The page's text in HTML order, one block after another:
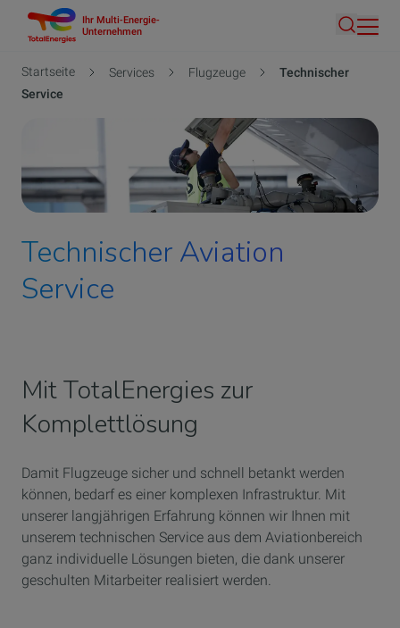
Inhalt
Ihr Multi-Energie-
Unternehmen
Suche
Pfadnavigation
Startseite Services Flugzeuge
Technischer
Service
Technischer Aviation
Service
Mit TotalEnergies zur
Komplettlösung
Damit Flugzeuge sicher und schnell betankt werden
können, bedarf es einer komplexen Infrastruktur. Mit
unserer langjährigen Erfahrung können wir Ihnen mit
unserem technischen Service aus dem Aviationbereich
ganz individuelle Lösungen bieten, die dank unserer
geschulten Mitarbeiter realisiert werden.